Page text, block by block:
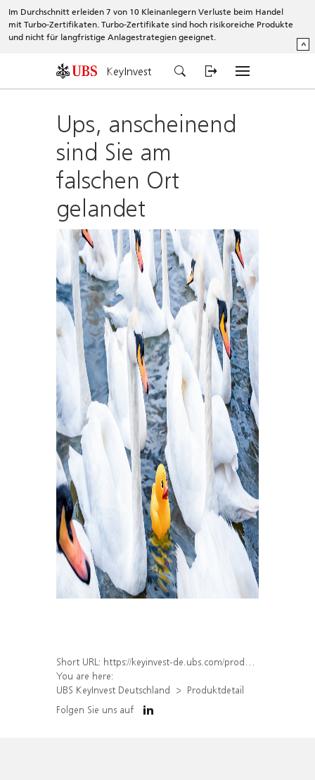
Im Durchschnitt erleiden 7 von 10 Kleinanlegern Verluste beim Handel
mit Turbo-Zertifikaten. Turbo-Zertifikate sind hoch risikoreiche Produkte
und nicht für langfristige Anlagestrategien geeignet.
^
KeyInvest
Ups, anscheinend
sind Sie am
falschen Ort
gelandet
Short URL: https://keyinvest-de.ubs.com/produkt/detail/index/isin/DE000WA8WGK4
You are here:
UBS KeyInvest Deutschland
Produktdetail
Folgen Sie uns auf